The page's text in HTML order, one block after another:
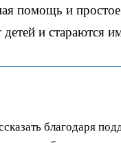
помощь и
и стараются
благодаря